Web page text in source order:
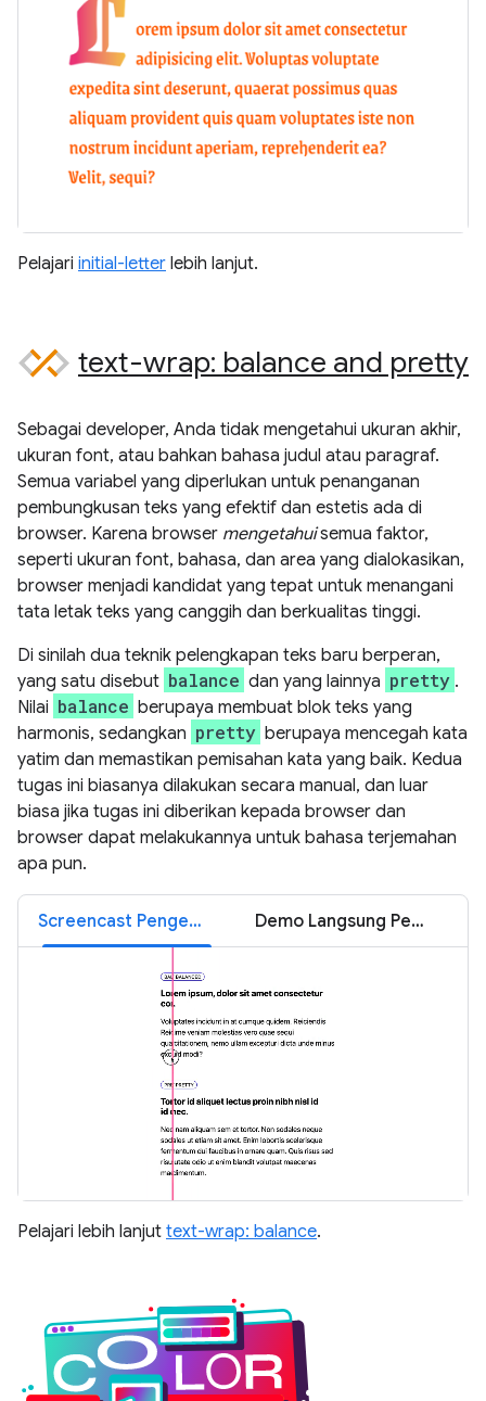
Pelajari initial-letter lebih lanjut.
text-wrap: balance and pretty
Sebagai developer, Anda tidak mengetahui ukuran akhir,
ukuran font, atau bahkan bahasa judul atau paragraf.
Semua variabel yang diperlukan untuk penanganan
pembungkusan teks yang efektif dan estetis ada di
browser. Karena browser mengetahuisemua faktor,
seperti ukuran font, bahasa, dan area yang dialokasikan,
browser menjadi kandidat yang tepat untuk menangani
tata letak teks yang canggih dan berkualitas tinggi.
Di sinilah dua teknik pelengkapan teks baru berperan,
yang satu disebut balance dan yang lainnya pretty .
Nilai balance berupaya membuat blok teks yang
harmonis, sedangkan pretty berupaya mencegah kata
yatim dan memastikan pemisahan kata yang baik. Kedua
tugas ini biasanya dilakukan secara manual, dan luar
biasa jika tugas ini diberikan kepada browser dan
browser dapat melakukannya untuk bahasa terjemahan
apa pun.
Screencast Pengemasan Teks Demo Langsung Penggabungan Teks
Pelajari lebih lanjut text-wrap: balance.